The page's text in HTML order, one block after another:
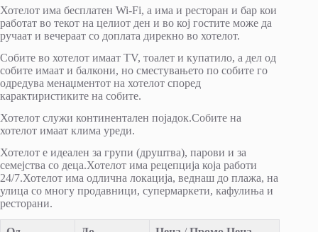
Хотелот има бесплатен Wi-Fi, а има и ресторан и бар кои
работат во текот на целиот ден и во кој гостите може да
ручаат и вечераат со доплата дирекно во хотелот.
Собите во хотелот имаат ТV, тоалет и купатило, а дел од
собите имаат и балкони, но сместувањето по собите го
одредува менаџментот на хотелот според
карактиристиките на собите.
Хотелот служи континентален појадок.Собите на
хотелот имаат клима уреди.
Хотелот е идеален за групи (друштва), парови и за
семејства со деца.Хотелот има рецепција која работи
24/7.Хотелот има одлична локација, веднаш до плажа, на
улица со многу продавници, супермаркети, кафулиња и
ресторани.